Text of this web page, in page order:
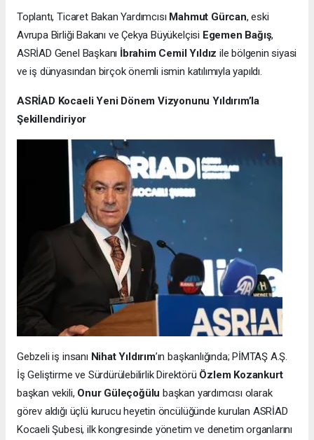
Toplantı, Ticaret Bakan Yardımcısı Mahmut Gürcan, eski
Avrupa Birliği Bakanı ve Çekya Büyükelçisi Egemen Bağış,
ASRİAD Genel Başkanı İbrahim Cemil Yıldız ile bölgenin siyasi
ve iş dünyasından birçok önemli ismin katılımıyla yapıldı.
ASRİAD Kocaeli Yeni Dönem Vizyonunu Yıldırım’la
Şekillendiriyor
Gebzeli iş insanı Nihat Yıldırım’ın başkanlığında; PİMTAŞ A.Ş.
İş Geliştirme ve Sürdürülebilirlik Direktörü Özlem Kozankurt
başkan vekili, Onur Güleçoğülu başkan yardımcısı olarak
görev aldığı üçlü kurucu heyetin öncülüğünde kurulan ASRİAD
Kocaeli Şubesi, ilk kongresinde yönetim ve denetim organlarını